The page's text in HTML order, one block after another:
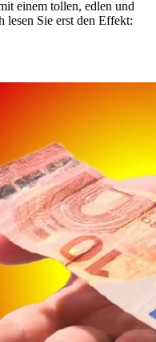
einem tollen, edlen und
lesen Sie erst den Effekt: